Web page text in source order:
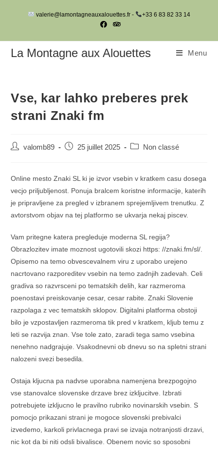
valerie@lamontagneauxalouettes.fr - +33 6 83 82 33 14
La Montagne aux Alouettes Menu
Vse, kar lahko preberes prek
strani Znaki fm
Auteur/autrice
publication :
valomb89
Post25 juillet 2025
PostNon classé
Online mesto Znaki SL ki je izvor vsebin v kratkem casu dosega
vecjo priljubljenost. Ponuja bralcem koristne informacije, katerih
je pripravljene za pregled v izbranem sprejemljivem trenutku. Z
avtorstvom objav na tej platformo se ukvarja nekaj piscev.
Vam pritegne katera pregleduje moderna SL regija?
Obrazlozitev imate moznost ugotovili skozi https: //znaki.fm/sl/.
Opisemo na temo obvescevalnem viru z uporabo urejeno
nacrtovano razporeditev vsebin na temo zadnjih zadevah. Celi
gradiva so razvrsceni po tematskih delih, kar razmeroma
poenostavi preiskovanje cesar, cesar rabite. Znaki Slovenie
razpolaga z vec tematskih sklopov. Digitalni platforma obstoji
bilo je vzpostavljen razmeroma tik pred v kratkem, kljub temu z
leti se razvija znan. Vse tole zato, zaradi tega samo vsebina
nenehno nadgrajuje. Vsakodnevni ob dnevu so na spletni strani
nalozeni svezi besedila.
Ostaja kljucna pa nadvse uporabna namenjena brezpogojno
vse stanovalce slovenske drzave brez izkljucitve. Izbrati
potrebujete izkljucno le pravilno rubriko novinarskih vsebin. S
pomocjo prikazani strani je mogoce slovenski prebivalci
izvedemo, karkoli privlacnega pravi se izvaja notranjosti drzavi,
nic kot da bi niti odsli bivalisce. Obenem novic so sposobni